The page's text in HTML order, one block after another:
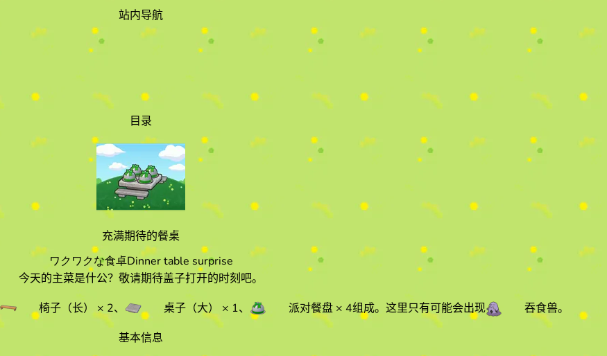
站内导航
目录
充满期待的餐桌
ワクワクな食卓Dinner table surprise
今天的主菜是什公？敬请期待盖子打开的时刻吧。
椅子（长） × 2、 桌子（大） × 1、 派对餐盘 × 4组成。 这里只有可能会出现 吞食兽。
基本信息